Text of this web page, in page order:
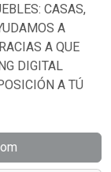
CASAS,
A
A QUE
DIGITAL
A TÚ